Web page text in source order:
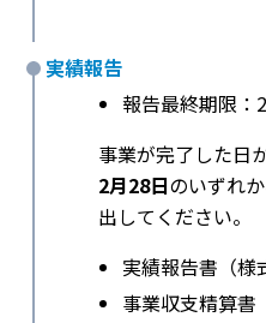
実績報告
報告最終期限：
事業が完了した日
2月28日のいずれ
出してください。
実績報告書（様
事業収支精算書